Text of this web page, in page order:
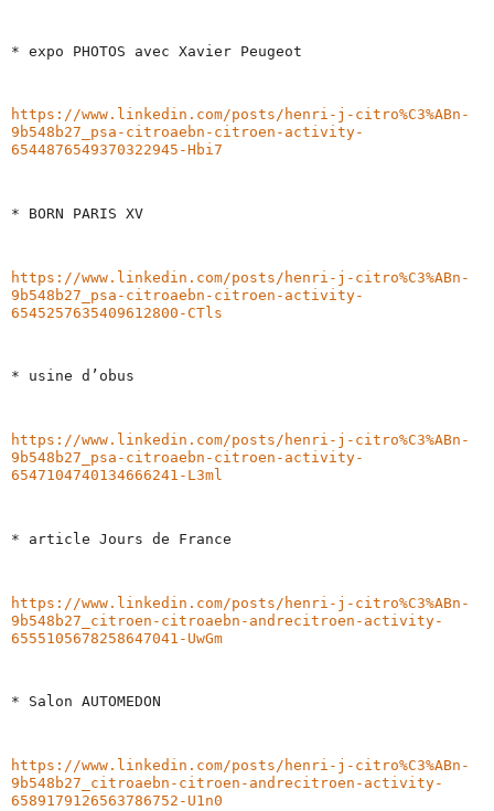
* expo PHOTOS avec Xavier Peugeot
https://www.linkedin.com/posts/henri-j-citro%C3%ABn-
9b548b27_psa-citroaebn-citroen-activity-
6544876549370322945-Hbi7
* BORN PARIS XV
https://www.linkedin.com/posts/henri-j-citro%C3%ABn-
9b548b27_psa-citroaebn-citroen-activity-
6545257635409612800-CTls
* usine d’obus
https://www.linkedin.com/posts/henri-j-citro%C3%ABn-
9b548b27_psa-citroaebn-citroen-activity-
6547104740134666241-L3ml
* article Jours de France
https://www.linkedin.com/posts/henri-j-citro%C3%ABn-
9b548b27_citroen-citroaebn-andrecitroen-activity-
6555105678258647041-UwGm
* Salon AUTOMEDON
https://www.linkedin.com/posts/henri-j-citro%C3%ABn-
9b548b27_citroaebn-citroen-andrecitroen-activity-
6589179126563786752-U1n0